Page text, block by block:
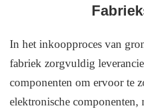
In het inkoopproces van
fabriek zorgvuldig
componenten om ervoor te
elektronische componenten,